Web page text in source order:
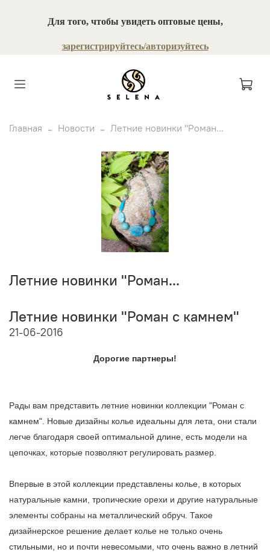
Для того, чтобы увидеть оптовые цены,
зарегистрируйтесь/авторизуйтесь
Главная Новости Летние новинки "Роман...
Летние новинки "Роман...
Летние новинки "Роман с камнем"
21-06-2016
Дорогие партнеры!
Рады вам представить летние новинки коллекции "Роман с
камнем". Новые дизайны колье идеальны для лета, они стали
легче благодаря своей оптимальной длине, есть модели на
цепочках, которые позволяют регулировать размер.
Впервые в этой коллекции представлены колье, в которых
натуральные камни, тропические орехи и другие натуральные
элементы собраны на металлический обруч. Такое
дизайнерское решение делает колье не только очень
стильными, но и почти невесомыми, что очень важно в летний